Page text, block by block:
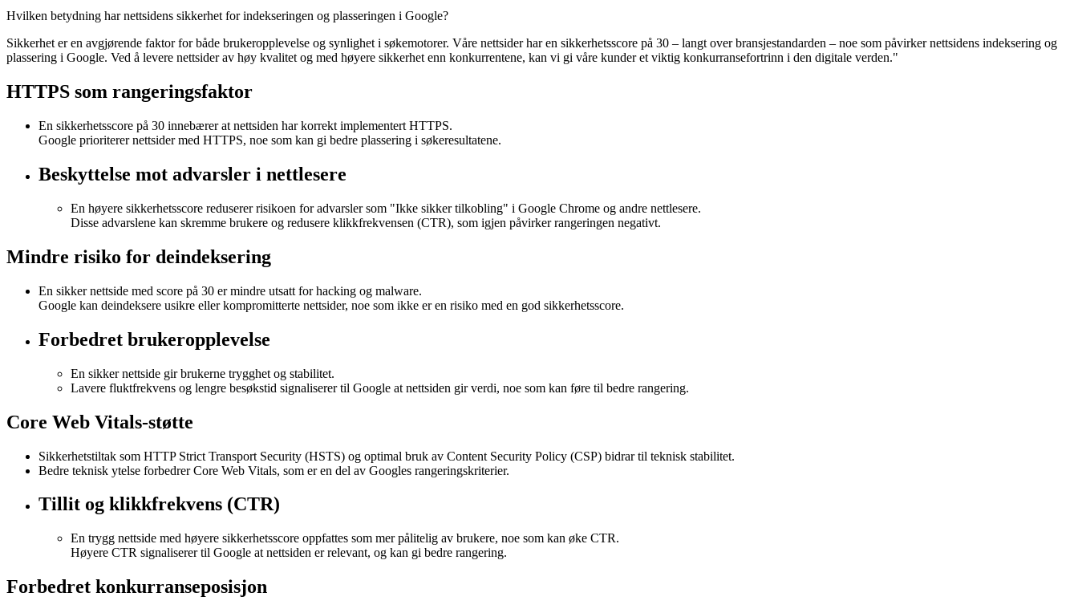
Hvilken betydning har nettsidens sikkerhet for indekseringen og plasseringen i Google?
Sikkerhet er en avgjørende faktor for både brukeropplevelse og synlighet i søkemotorer. Våre nettsider har en sikkerhetsscore på 30 – langt over bransjestandarden – noe som påvirker nettsidens indeksering og
plassering i Google. Ved å levere nettsider av høy kvalitet og med høyere sikkerhet enn konkurrentene, kan vi gi våre kunder et viktig konkurransefortrinn i den digitale verden."
HTTPS som rangeringsfaktor
En sikkerhetsscore på 30 innebærer at nettsiden har korrekt implementert HTTPS.
Google prioriterer nettsider med HTTPS, noe som kan gi bedre plassering i søkeresultatene.
Beskyttelse mot advarsler i nettlesere
En høyere sikkerhetsscore reduserer risikoen for advarsler som "Ikke sikker tilkobling" i Google Chrome og andre nettlesere.
Disse advarslene kan skremme brukere og redusere klikkfrekvensen (CTR), som igjen påvirker rangeringen negativt.
Mindre risiko for deindeksering
En sikker nettside med score på 30 er mindre utsatt for hacking og malware.
Google kan deindeksere usikre eller kompromitterte nettsider, noe som ikke er en risiko med en god sikkerhetsscore.
Forbedret brukeropplevelse
En sikker nettside gir brukerne trygghet og stabilitet.
Lavere fluktfrekvens og lengre besøkstid signaliserer til Google at nettsiden gir verdi, noe som kan føre til bedre rangering.
Core Web Vitals-støtte
Sikkerhetstiltak som HTTP Strict Transport Security (HSTS) og optimal bruk av Content Security Policy (CSP) bidrar til teknisk stabilitet.
Bedre teknisk ytelse forbedrer Core Web Vitals, som er en del av Googles rangeringskriterier.
Tillit og klikkfrekvens (CTR)
En trygg nettside med høyere sikkerhetsscore oppfattes som mer pålitelig av brukere, noe som kan øke CTR.
Høyere CTR signaliserer til Google at nettsiden er relevant, og kan gi bedre rangering.
Forbedret konkurranseposisjon